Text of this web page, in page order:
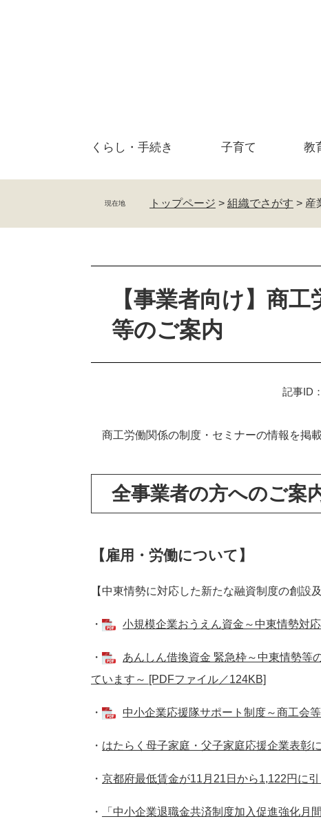
くらし・ 手続き 子育て 教
現在地 トップページ > 組織でさがす > 産
【事業者向け】商
等のご案内
記事ID
商工労働関係の制度・セミナーの情報を掲載
全事業者の方へのご案
【雇用・労働について】
【中東情勢に対応した新たな融資制度の創設
・ 小規模企業おうえん資金～中東情勢対
・
あんしん借換資金 緊急枠～中東情勢等
ています～ [PDFファイル／124KB]
・ 中小企業応援隊サポート制度～商工会
・ はたらく母子家庭・父子家庭応援企業表彰
・ 京都府最低賃金が11月21日から1,122円に引
・
「中小企業退職金共済制度加入促進強化